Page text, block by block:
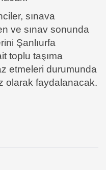
sınava
ve sınav sonunda
Şanlıurfa
toplu taşıma
etmeleri durumunda
olarak faydalanacak.